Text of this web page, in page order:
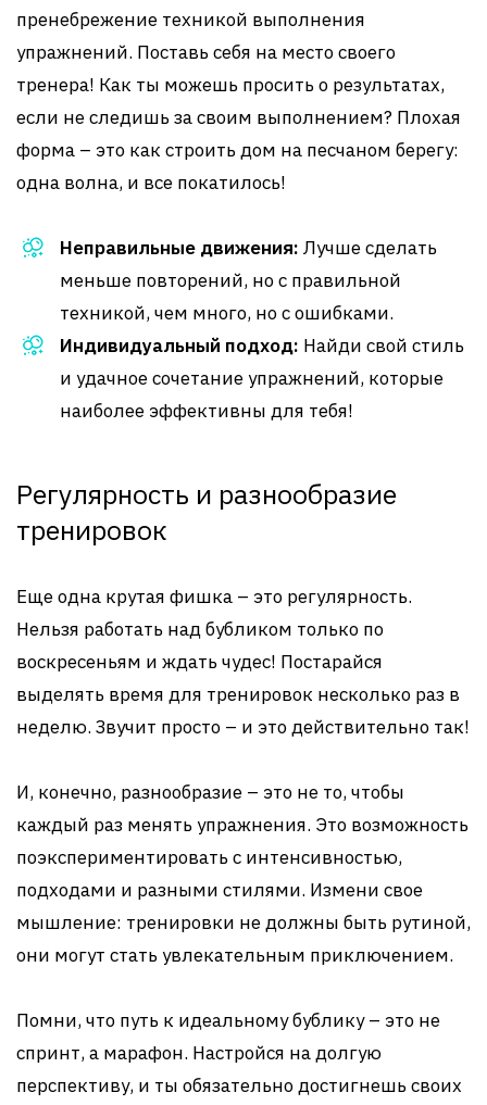
пренебрежение техникой выполнения
упражнений. Поставь себя на место своего
тренера! Как ты можешь просить о результатах,
если не следишь за своим выполнением? Плохая
форма – это как строить дом на песчаном берегу:
одна волна, и все покатилось!
Неправильные движения: Лучше сделать
меньше повторений, но с правильной
техникой, чем много, но с ошибками.
Индивидуальный подход: Найди свой стиль
и удачное сочетание упражнений, которые
наиболее эффективны для тебя!
Регулярность и разнообразие
тренировок
Еще одна крутая фишка – это регулярность.
Нельзя работать над бубликом только по
воскресеньям и ждать чудес! Постарайся
выделять время для тренировок несколько раз в
неделю. Звучит просто – и это действительно так!
И, конечно, разнообразие – это не то, чтобы
каждый раз менять упражнения. Это возможность
поэкспериментировать с интенсивностью,
подходами и разными стилями. Измени свое
мышление: тренировки не должны быть рутиной,
они могут стать увлекательным приключением.
Помни, что путь к идеальному бублику – это не
спринт, а марафон. Настройся на долгую
перспективу, и ты обязательно достигнешь своих